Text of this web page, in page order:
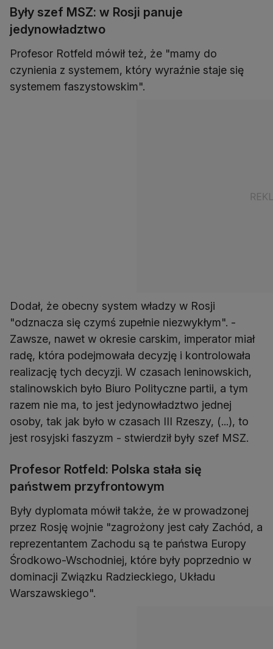
Były szef MSZ: w Rosji panuje
jedynowładztwo
Profesor Rotfeld mówił też, że "mamy do
czynienia z systemem, który wyraźnie staje się
systemem faszystowskim".
Dodał, że obecny system władzy w Rosji
"odznacza się czymś zupełnie niezwykłym". -
Zawsze, nawet w okresie carskim, imperator miał
radę, która podejmowała decyzję i kontrolowała
realizację tych decyzji. W czasach leninowskich,
stalinowskich było Biuro Polityczne partii, a tym
razem nie ma, to jest jedynowładztwo jednej
osoby, tak jak było w czasach III Rzeszy, (...), to
jest rosyjski faszyzm - stwierdził były szef MSZ.
Profesor Rotfeld: Polska stała się
państwem przyfrontowym
Były dyplomata mówił także, że w prowadzonej
przez Rosję wojnie "zagrożony jest cały Zachód, a
reprezentantem Zachodu są te państwa Europy
Środkowo-Wschodniej, które były poprzednio w
dominacji Związku Radzieckiego, Układu
Warszawskiego".